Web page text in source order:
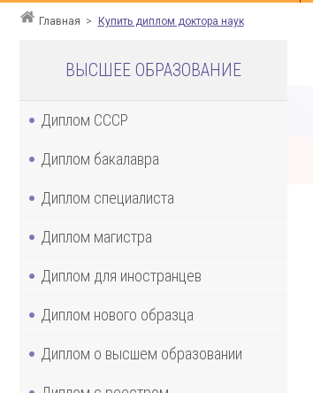
Главная Купить диплом доктора наук
ВЫСШЕЕ ОБРАЗОВАНИЕ
Диплом СССР
Диплом бакалавра
Диплом специалиста
Диплом магистра
Диплом для иностранцев
Диплом нового образца
Диплом о высшем образовании